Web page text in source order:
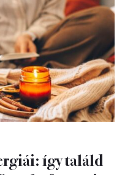
így találd